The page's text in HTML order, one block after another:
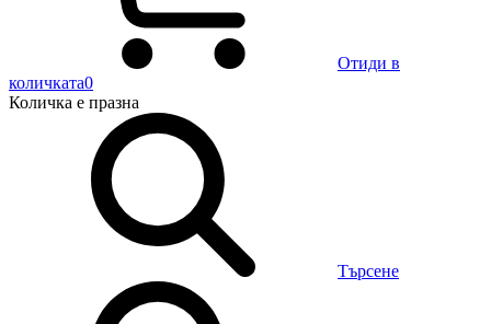
Отиди в
количката0
Количка е празна
Търсене